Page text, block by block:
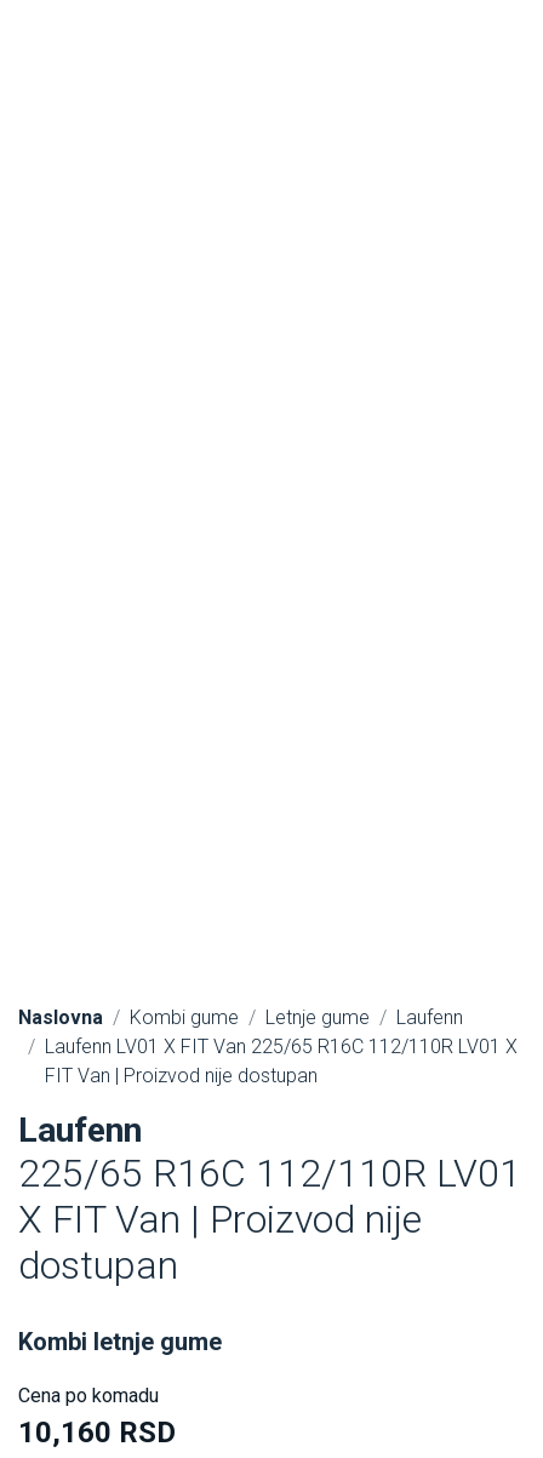
Naslovna Kombi gume Letnje gume
Laufenn
Laufenn LV01 X FIT Van 225/65 R16C 112/110R LV01 X
FIT Van | Proizvod nije dostupan
Laufenn
225/65 R16C 112/110R LV01
X FIT Van | Proizvod nije
dostupan
Kombi letnje gume
Cena po komadu
10,160 RSD